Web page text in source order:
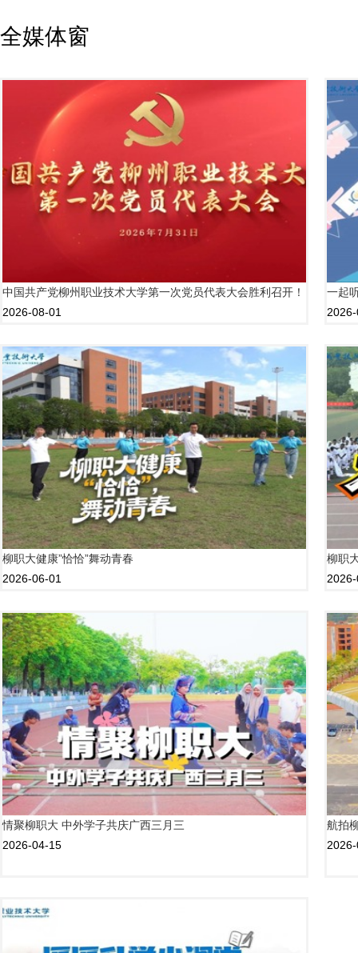
全媒体窗
中国共产党柳州职业技术大学第一次党员代表大会胜利召开！
2026-08-01
一起
柳职大健康”恰恰”舞动青春
2026-06-01
柳职
情聚柳职大 中外学子共庆广西三月三
2026-04-15
航拍